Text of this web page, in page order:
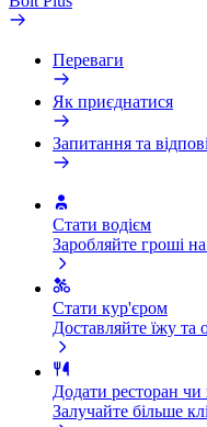
Переваги
Як приєднатися
Запитання та
Стати водієм
Заробляйте гроші
Стати кур'єром
Доставляйте їжу
Додати ресторан
Залучайте більше